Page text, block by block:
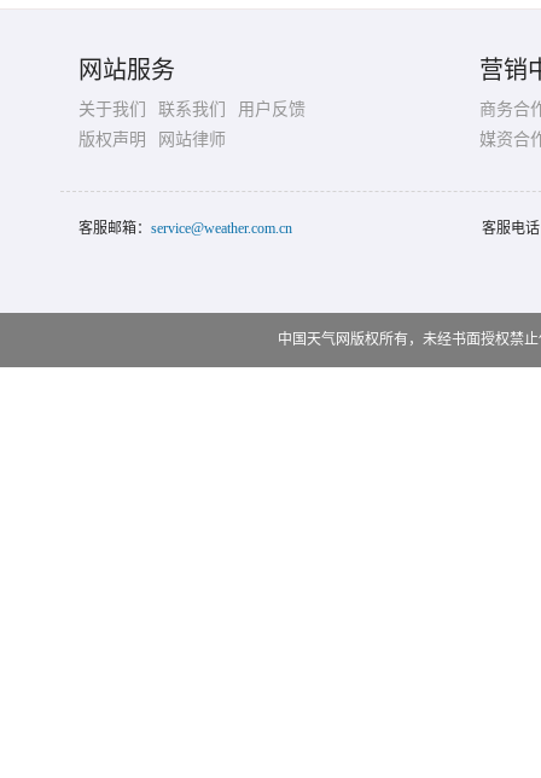
网站服务
关于我们 联系我们
用户反馈
版权声明
网站律师
营销
商务合
媒资合
客服邮箱： service@weather.com.cn 客服电
中国天气网版权所有，未经书面授权